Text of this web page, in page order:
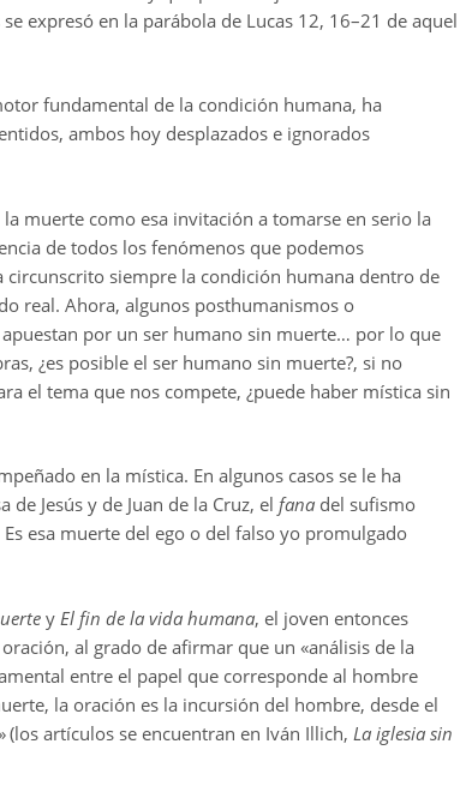
expresó en la parábola de Lucas 12, 16–21 de aquel
fundamental de la condición humana, ha
ambos hoy desplazados e ignorados
muerte como esa invitación a tomarse en serio la
de todos los fenómenos que podemos
siempre la condición humana dentro de
real. Ahora, algunos posthumanismos o
por un ser humano sin muerte… por lo que
¿es posible el ser humano sin muerte?, si no
el tema que nos compete, ¿puede haber mística sin
en la mística. En algunos casos se le ha
Jesús y de Juan de la Cruz, el fana del sufismo
esa muerte del ego o del falso yo promulgado
y El fin de la vida humana, el joven entonces
al grado de afirmar que un «análisis de la
entre el papel que corresponde al hombre
la oración es la incursión del hombre, desde el
(los artículos se encuentran en Iván Illich, La iglesia sin